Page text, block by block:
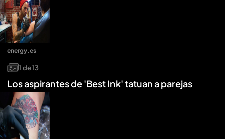
1de13
Los aspirantes de 'Best Ink' tatuan a parejas
energy.es